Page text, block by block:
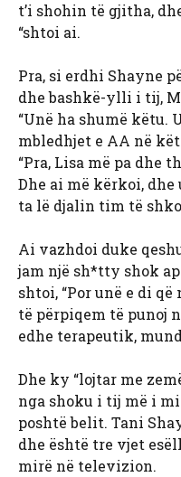
t’i shohin të gjitha,
“shtoi ai.
Pra, si erdhi Shayne
dhe bashkë-ylli i tij,
“Unë ha shumë këtu.
mbledhjet e AA në
“Pra, Lisa më pa dhe
Dhe ai më kërkoi, dhe
ta lë djalin tim të
Ai vazhdoi duke
jam një sh*tty shok
shtoi, “Por unë e di
të përpiqem të punoj
edhe terapeutik,
Dhe ky “lojtar me
nga shoku i tij më i
poshtë belit. Tani
dhe është tre vjet
mirë në televizion.